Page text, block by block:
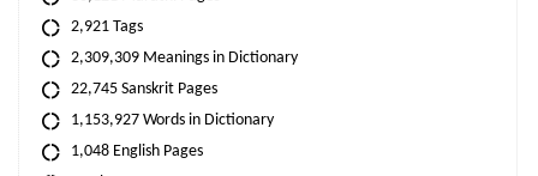
2,921 Tags
2,309,309 Meanings in Dictionary
22,745 Sanskrit Pages
1,153,927 Words in Dictionary
1,048 English Pages